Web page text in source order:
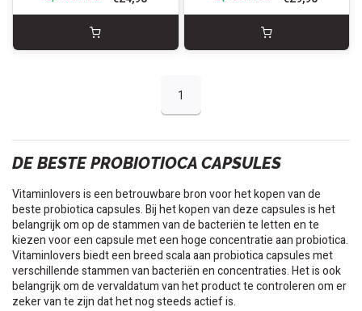
1
DE BESTE PROBIOTIOCA CAPSULES
Vitaminlovers is een betrouwbare bron voor het kopen van de
beste probiotica capsules. Bij het kopen van deze capsules is het
belangrijk om op de stammen van de bacteriën te letten en te
kiezen voor een capsule met een hoge concentratie aan probiotica.
Vitaminlovers biedt een breed scala aan probiotica capsules met
verschillende stammen van bacteriën en concentraties. Het is ook
belangrijk om de vervaldatum van het product te controleren om er
zeker van te zijn dat het nog steeds actief is.